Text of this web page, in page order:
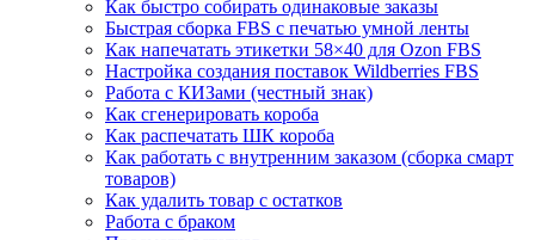
Как быстро собирать одинаковые заказы
Быстрая сборка FBS с печатью умной ленты
Как напечатать этикетки 58×40 для Ozon FBS
Настройка создания поставок Wildberries FBS
Работа с КИЗами (честный знак)
Как сгенерировать короба
Как распечатать ШК короба
Как работать с внутренним заказом (сборка смарт
товаров)
Как удалить товар с остатков
Работа с браком